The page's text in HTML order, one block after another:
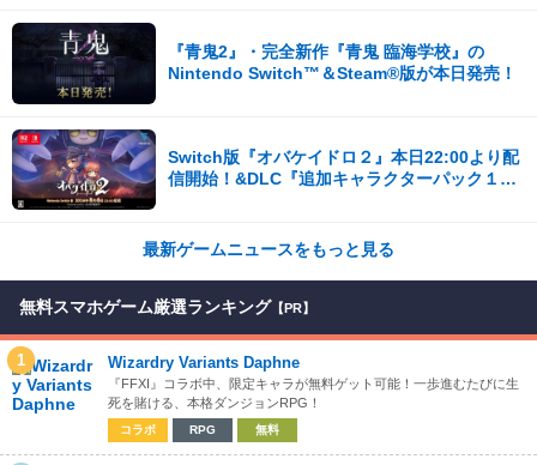
『青鬼2』・完全新作『青鬼 臨海学校』の
Nintendo Switch™＆Steam®版が本日発売！
Switch版『オバケイドロ２』本日22:00より配
信開始！&DLC『追加キャラクターパック１』
最新ゲームニュースをもっと見る
無料スマホゲーム厳選ランキング 【PR】
1 Wizardry Variants Daphne
『FFXI』コラボ中、限定キャラが無料ゲット可能！一歩進むたびに生
死を賭ける、本格ダンジョンRPG！
コラボ RPG 無料